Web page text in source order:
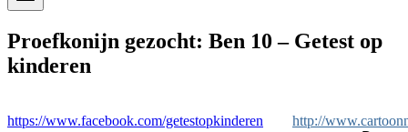
Proefkonijn gezocht: Ben 10 – Getest op
kinderen
https://www.facebook.com/getestopkinderen http://